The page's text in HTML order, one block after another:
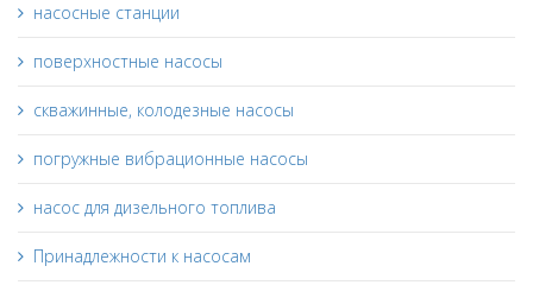
насосные станции
поверхностные насосы
скважинные, колодезные насосы
погружные вибрационные насосы
насос для дизельного топлива
Принадлежности к насосам